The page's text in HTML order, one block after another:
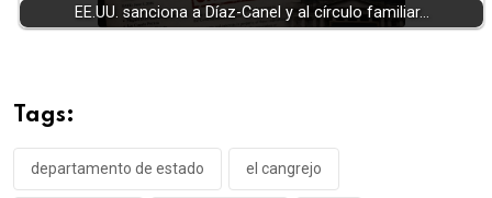
EE.UU. sanciona a Díaz-Canel y al círculo familiar…
Tags:
departamento de estado el cangrejo